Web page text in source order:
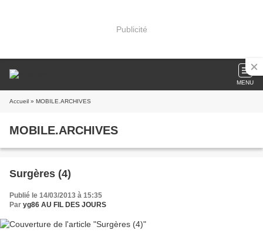
Publicité
MENU
Accueil » MOBILE.ARCHIVES
MOBILE.ARCHIVES
Surgères (4)
Publié le 14/03/2013 à 15:35
Par yg86 AU FIL DES JOURS